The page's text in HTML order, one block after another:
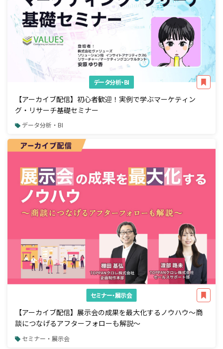
データ分析・BI
【アーカイブ配信】初心者歓迎！実例で学ぶマーケティン
グ・リサーチ基礎セミナー
データ分析・BI
セミナー・展示会
【アーカイブ配信】展示会の成果を最大化するノウハウ～商
談につなげるアフターフォローも解説～
セミナー・展示会